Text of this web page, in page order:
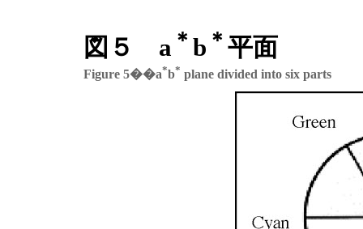
図５ a ＊ b ＊ 平面
Figure 5��a*b* plane divided into six parts